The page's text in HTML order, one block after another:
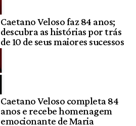
Caetano Veloso faz 84 anos;
descubra as histórias por trás
de 10 de seus maiores sucessos
Caetano Veloso completa 84
anos e recebe homenagem
emocionante de Maria